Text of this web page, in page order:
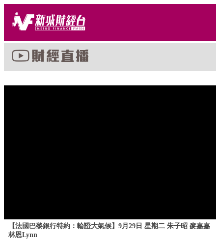
【法國巴黎銀行特約：輪證大氣候】9月29日 星期二 朱子昭 麥嘉嘉
林恩Lynn